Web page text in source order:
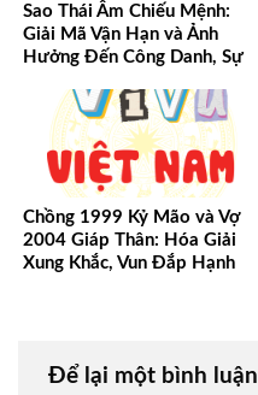
Sao Thái Âm Chiếu Mệnh:
Giải Mã Vận Hạn và Ảnh
Hưởng Đến Công Danh, Sự
Chồng 1999 Kỷ Mão và Vợ
2004 Giáp Thân: Hóa Giải
Xung Khắc, Vun Đắp Hạnh
Để lại một bình luận